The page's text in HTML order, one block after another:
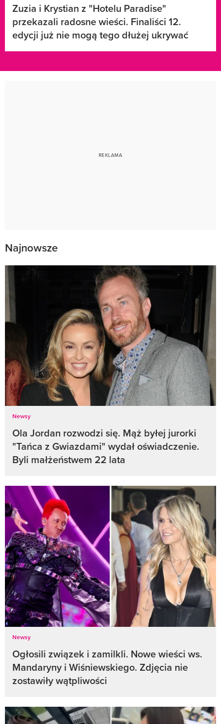
Zuzia i Krystian z "Hotelu Paradise"
przekazali radosne wieści. Finaliści 12.
edycji już nie mogą tego dłużej ukrywać
Najnowsze
Newsy
Ola Jordan rozwodzi się. Mąż byłej jurorki
"Tańca z Gwiazdami" wydał oświadczenie.
Byli małżeństwem 22 lata
Newsy
Ogłosili związek i zamilkli. Nowe wieści ws.
Mandaryny i Wiśniewskiego. Zdjęcia nie
zostawiły wątpliwości